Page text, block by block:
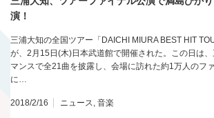
演！
三浦大知の全国ツアー「DAICHI MIURA BEST HIT
が、2月15日(木)日本武道館で開催された。この日は
マンスで全21曲を披露し、会場に訪れた約1万人のフ
に…
2018/2/16 ニュース 音楽